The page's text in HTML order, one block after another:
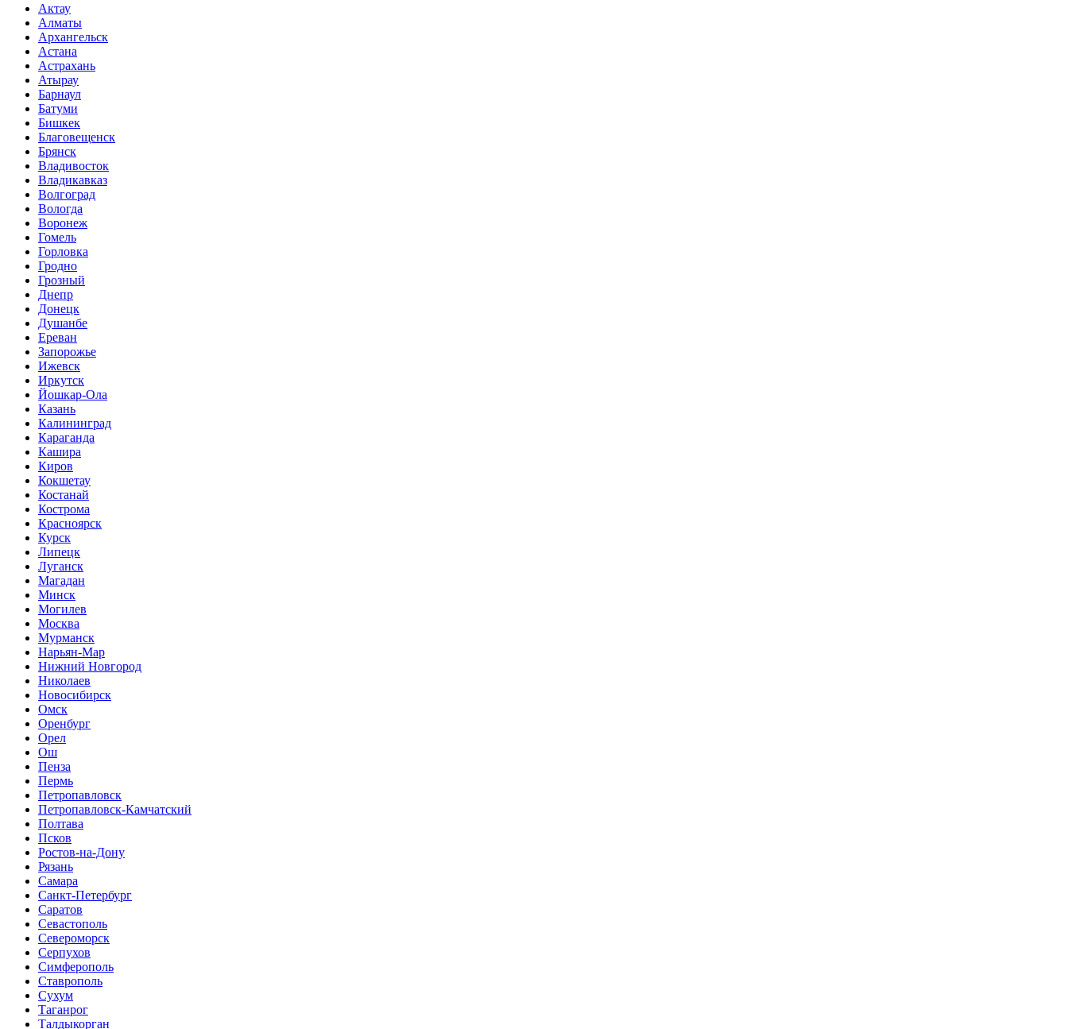
Актау
Алматы
Архангельск
Астана
Астрахань
Атырау
Барнаул
Батуми
Бишкек
Благовещенск
Брянск
Владивосток
Владикавказ
Волгоград
Вологда
Воронеж
Гомель
Горловка
Гродно
Грозный
Днепр
Донецк
Душанбе
Ереван
Запорожье
Ижевск
Иркутск
Йошкар-Ола
Казань
Калининград
Караганда
Кашира
Киров
Кокшетау
Костанай
Кострома
Красноярск
Курск
Липецк
Луганск
Магадан
Минск
Могилев
Москва
Мурманск
Нарьян-Мар
Нижний Новгород
Николаев
Новосибирск
Омск
Оренбург
Орел
Ош
Пенза
Пермь
Петропавловск
Петропавловск-Камчатский
Полтава
Псков
Ростов-на-Дону
Рязань
Самара
Санкт-Петербург
Саратов
Севастополь
Североморск
Серпухов
Симферополь
Ставрополь
Сухум
Таганрог
Tалдыкорган